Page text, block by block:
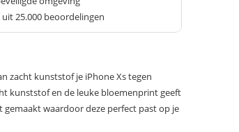
uit 25.000 beoordelingen
zacht kunststof je iPhone Xs tegen
kunststof en de leuke bloemenprint geeft
waardoor deze perfect past op je